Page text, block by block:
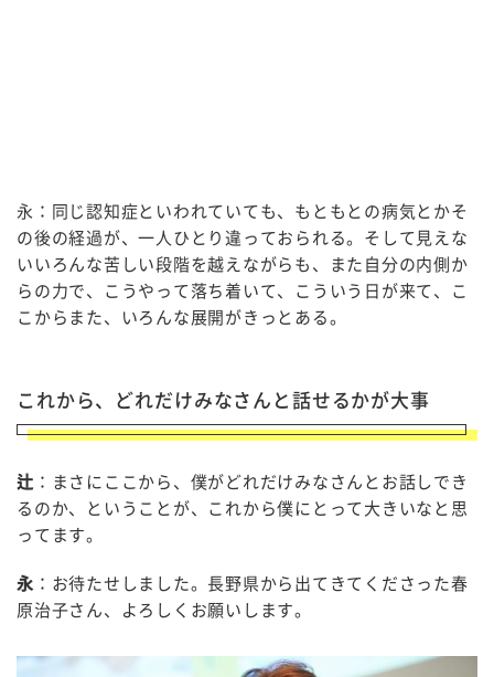
永：同じ認知症といわれていても、もともとの病気とかそ
の後の経過が、一人ひとり違っておられる。そして見えな
いいろんな苦しい段階を越えながらも、また自分の内側か
らの力で、こうやって落ち着いて、こういう日が来て、こ
こからまた、いろんな展開がきっとある。
これから、どれだけみなさんと話せるかが大事
辻：まさにここから、僕がどれだけみなさんとお話しでき
るのか、ということが、これから僕にとって大きいなと思
ってます。
永 ：お待たせしました。長野県から出てきてくださった春
原治子さん、よろしくお願いします。